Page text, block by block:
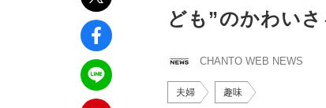
ども”のかわい
CHANTO WEB NEWS
夫婦 趣味